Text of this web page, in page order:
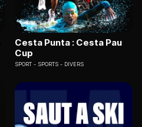
Cesta Punta : Cesta Pau
Cup
SPORT SPORTS - DIVERS